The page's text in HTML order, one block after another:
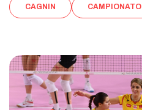
CAGNIN CAMPIONATO